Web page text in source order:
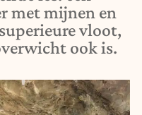
met mijnen en
vloot,
ook is.